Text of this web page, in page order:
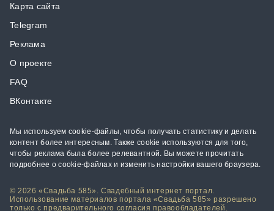
Карта сайта
Telegram
Реклама
О проекте
FAQ
ВКонтакте
Мы используем cookie-файлы, чтобы получать статистику и делать
контент более интересным. Также cookie используются для того,
чтобы реклама была более релевантной. Вы можете прочитать
подробнее о cookie-файлах и изменить настройки вашего браузера.
© 2026 «Свадьба 585». Свадебный интернет портал.
Использование материалов портала «Свадьба 585» разрешено
только с предварительного согласия правообладателей.